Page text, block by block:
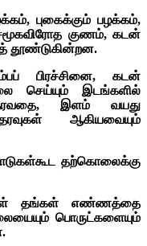
புகைக்கும் பழக்கம்,
சமூகவிரோத குணம், கடன்
தூண்டுகின்றன.
பிரச்சினை, கடன்
செய்யும் இடங்களில்
இளம் வயது
ஆகியவையும்
தற்கொலைக்கு
தங்கள் எண்ணத்தை
பொருட்களையும்